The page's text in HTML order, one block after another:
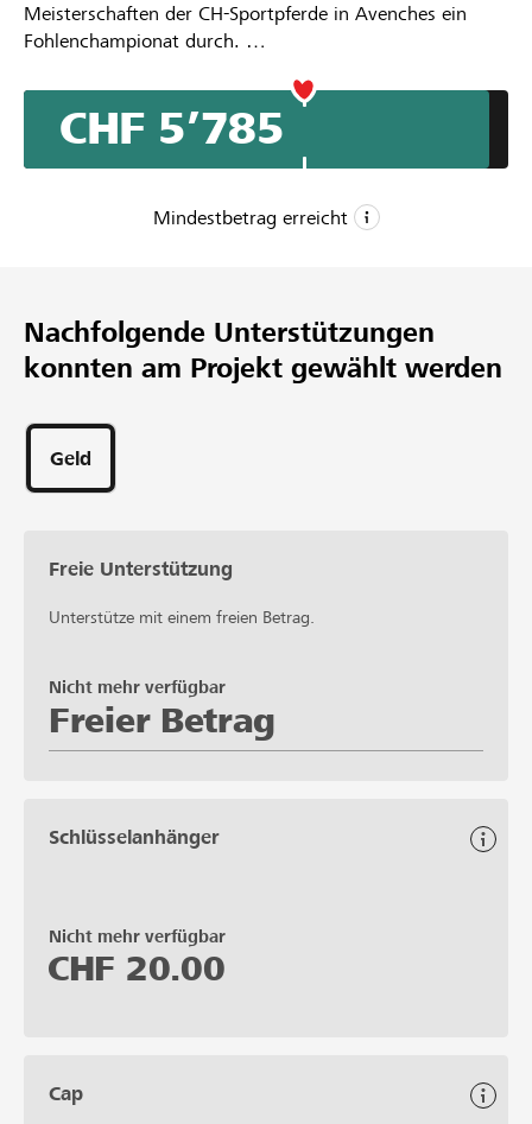
Meisterschaften der CH-Sportpferde in Avenches ein
Fohlenchampionat durch.
Jahrgangs fachkundigen Richtern vorgeführt, bewertet
und ausgezeichnet.
CHF 5’785
Mindestbetrag erreicht
CHF 6’000
Wunschbetrag
Unterstützungen
Nachfolgende Unterstützungen
konnten am Projekt gewählt werden
Geld
Freie Unterstützung
Unterstütze mit einem freien Betrag.
Freier Betrag
Nicht mehr verfügbar
Schlüsselanhänger
Nicht mehr verfügbar
CHF 20.00
Cap